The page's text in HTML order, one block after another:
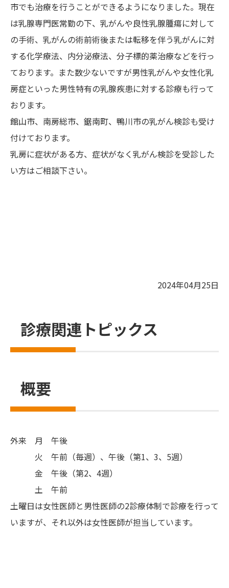
市でも治療を行うことができるようになりました。現在
は乳腺専門医常勤の下、乳がんや良性乳腺腫瘍に対して
の手術、乳がんの術前術後または転移を伴う乳がんに対
する化学療法、内分泌療法、分子標的薬治療などを行っ
ております。また数少ないですが男性乳がんや女性化乳
房症といった男性特有の乳腺疾患に対する診療も行って
おります。
館山市、南房総市、鋸南町、鴨川市の乳がん検診も受け
付けております。
乳房に症状がある方、症状がなく乳がん検診を受診した
い方はご相談下さい。
2024年04月25日
診療関連トピックス
概要
外来 月 午後
火 午前（毎週）、午後（第1、3、5週）
金 午後（第2、4週）
土 午前
土曜日は女性医師と男性医師の2診療体制で診療を行って
いますが、それ以外は女性医師が担当しています。